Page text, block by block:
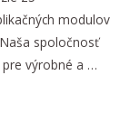
modulov
spoločnosť
pre výrobné a …